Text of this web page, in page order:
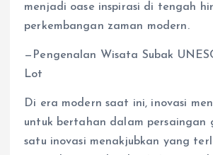
menjadi oase inspirasi di tengah
perkembangan zaman modern.
—Pengenalan Wisata Subak
Lot
Di era modern saat ini, inovasi
untuk bertahan dalam persaingan
satu inovasi menakjubkan yang